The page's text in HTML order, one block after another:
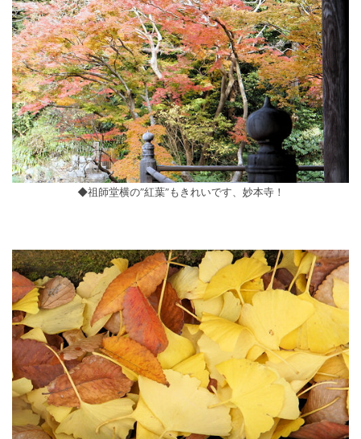
◆祖師堂横の”紅葉”もきれいです、妙本寺！